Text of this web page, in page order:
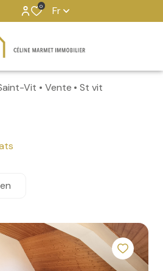
0 Fr
Vit Vente
St vit